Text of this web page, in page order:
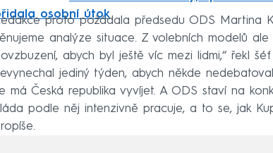
osobní útok
proto požádala předsedu ODS Martina
analýze situace. Z volebních modelů
abych byl ještě víc mezi lidmi,“ řekl
jediný týden, abych někde
má Česká republika vyvíjet. A ODS staví na
podle něj intenzivně pracuje, a to se, jak